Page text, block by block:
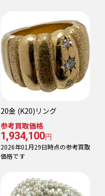
20金 (K20)リング
参考買取価格
1,934,100円
2026年01月29日時点の参考買取
価格です